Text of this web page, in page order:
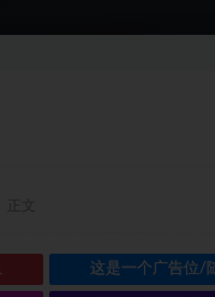
这是一个广告位/